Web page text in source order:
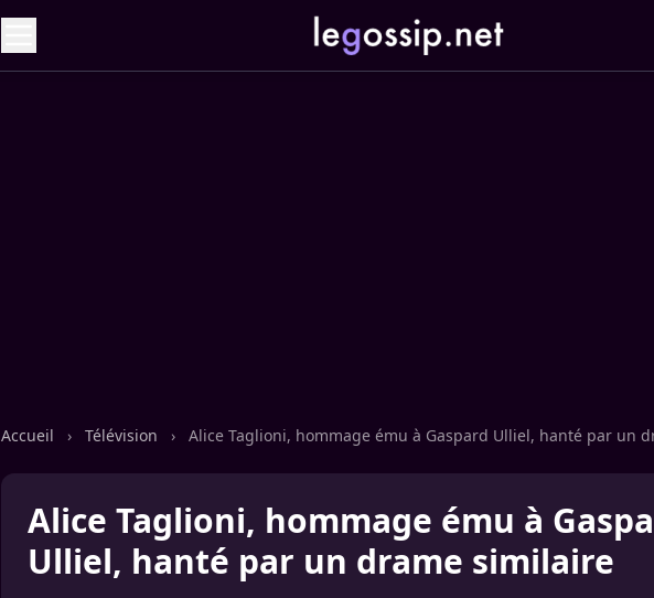
Accueil › Télévision › Alice Taglioni, hommage ému à Gaspard Ulliel, hanté par un
Alice Taglioni, hommage ému à
Ulliel, hanté par un drame similaire